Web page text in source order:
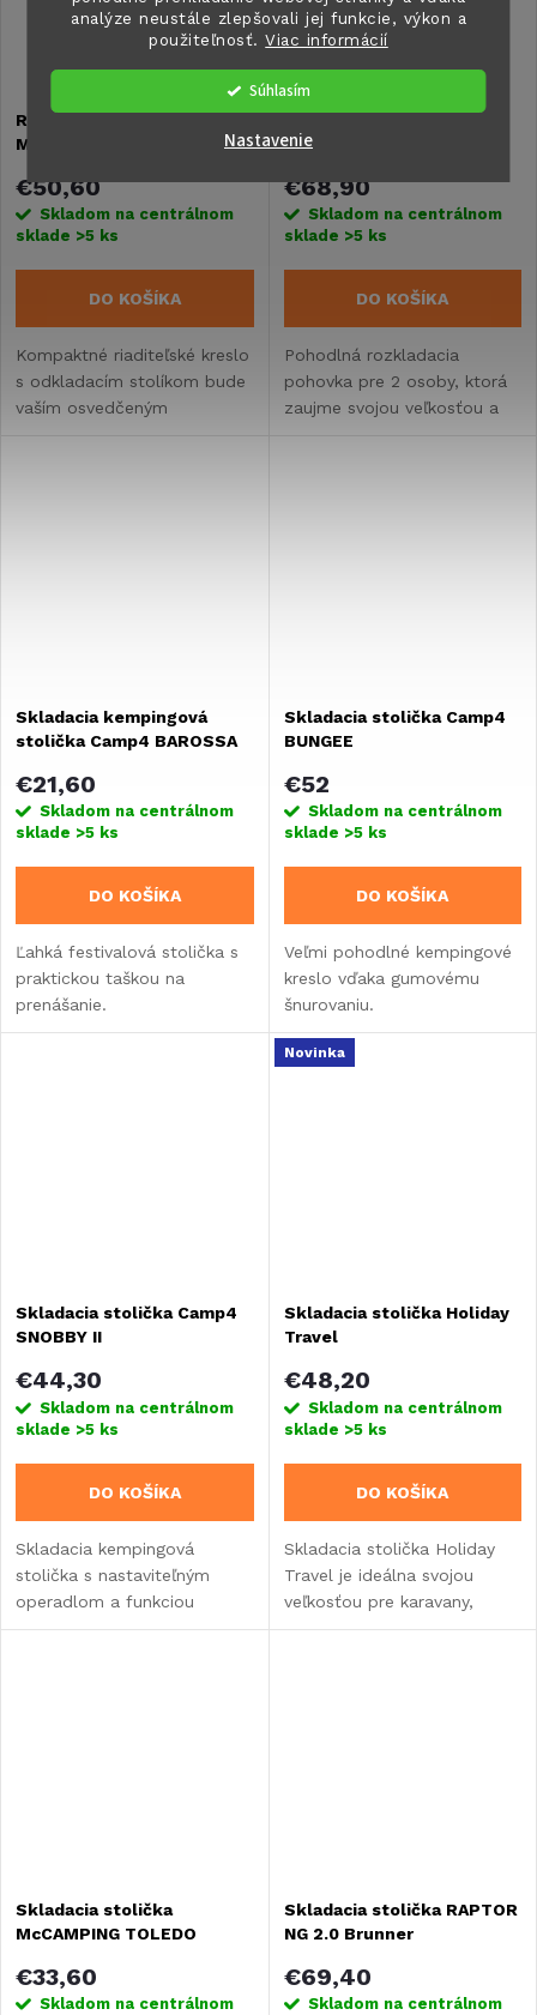
analýze neustále zlepšovali jej funkcie, výkon a
použiteľnosť.Viac informácií
Súhlasím
Nastavenie
Režisérske kreslo Camp4
MAXI DELUXE II - s bočným
€50,60
Skladom na centrálnom
sklade >5 ks
DO KOŠÍKA
Kompaktné riaditeľské kreslo
s odkladacím stolíkom bude
vaším osvedčeným
Holiday Travel pre dve
€68,90
Skladom na centrálnom
sklade >5 ks
DO KOŠÍKA
Pohodlná rozkladacia
pohovka pre 2 osoby, ktorá
zaujme svojou veľkosťou a
Skladacia kempingová
stolička Camp4 BAROSSA
€21,60
Skladom na centrálnom
sklade >5 ks
DO KOŠÍKA
Ľahká festivalová stolička s
praktickou taškou na
prenášanie.
Skladacia stolička Camp4
BUNGEE
€52
Skladom na centrálnom
sklade >5 ks
DO KOŠÍKA
Veľmi pohodlné kempingové
kreslo vďaka gumovému
šnurovaniu.
Skladacia stolička Camp4
SNOBBY II
€44,30
Skladom na centrálnom
sklade >5 ks
DO KOŠÍKA
Skladacia kempingová
stolička s nastaviteľným
operadlom a funkciou
spánku.
Novinka
Skladacia stolička Holiday
Travel
€48,20
Skladom na centrálnom
sklade >5 ks
DO KOŠÍKA
Skladacia stolička Holiday
Travel je ideálna svojou
veľkosťou pre karavany,
obytné vozidlá alebo
Skladacia stolička
McCAMPING TOLEDO
€33,60
Skladom na centrálnom
Skladacia stolička RAPTOR
NG 2.0 Brunner
€69,40
Skladom na centrálnom